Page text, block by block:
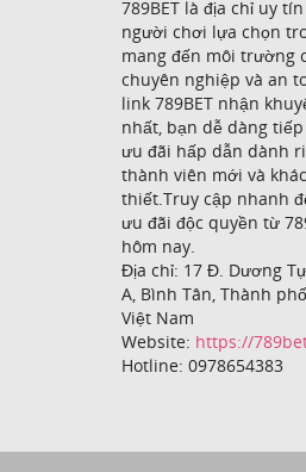
789BET là địa chỉ uy
người chơi lựa chọn
mang đến môi trường
chuyên nghiệp và an
link 789BET nhận
nhất, bạn dễ dàng
ưu đãi hấp dẫn dành
thành viên mới và
thiết.Truy cập nhanh
ưu đãi độc quyền từ
hôm nay.
Địa chỉ: 17 Đ. Dương
A, Bình Tân, Thành
Việt Nam
Website: https://
Hotline: 0978654383